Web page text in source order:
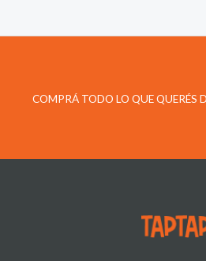
COMPRÁ TODO LO QUE QUERÉS